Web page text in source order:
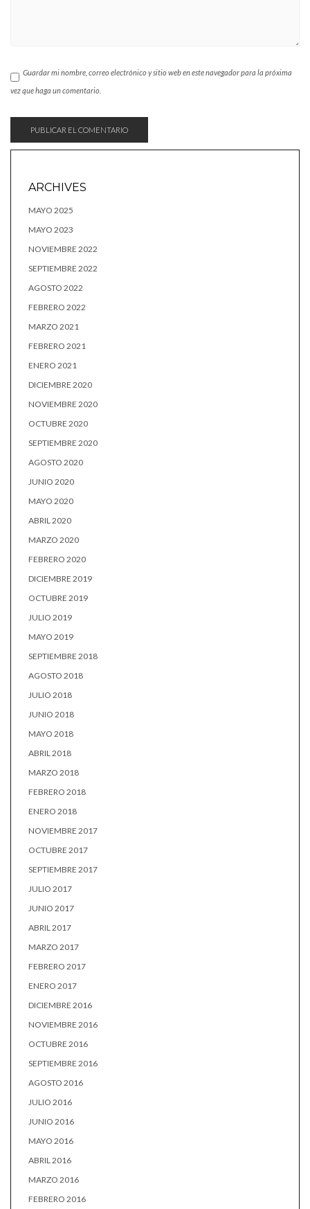
Guardar mi nombre, correo electrónico y sitio web en este navegador para la próxima
vez que haga un comentario.
ARCHIVES
MAYO 2025
MAYO 2023
NOVIEMBRE 2022
SEPTIEMBRE 2022
AGOSTO 2022
FEBRERO 2022
MARZO 2021
FEBRERO 2021
ENERO 2021
DICIEMBRE 2020
NOVIEMBRE 2020
OCTUBRE 2020
SEPTIEMBRE 2020
AGOSTO 2020
JUNIO 2020
MAYO 2020
ABRIL 2020
MARZO 2020
FEBRERO 2020
DICIEMBRE 2019
OCTUBRE 2019
JULIO 2019
MAYO 2019
SEPTIEMBRE 2018
AGOSTO 2018
JULIO 2018
JUNIO 2018
MAYO 2018
ABRIL 2018
MARZO 2018
FEBRERO 2018
ENERO 2018
NOVIEMBRE 2017
OCTUBRE 2017
SEPTIEMBRE 2017
JULIO 2017
JUNIO 2017
ABRIL 2017
MARZO 2017
FEBRERO 2017
ENERO 2017
DICIEMBRE 2016
NOVIEMBRE 2016
OCTUBRE 2016
SEPTIEMBRE 2016
AGOSTO 2016
JULIO 2016
JUNIO 2016
MAYO 2016
ABRIL 2016
MARZO 2016
FEBRERO 2016